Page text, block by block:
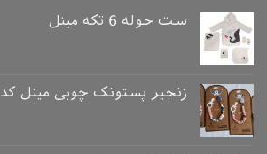
ست حوله 6 تکه مینل
زنجیر پستونک چوبی مینل کد3